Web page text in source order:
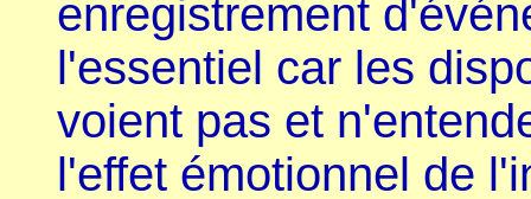
enregistrement
l'essentiel car les
voient pas et
l'effet émotionnel de